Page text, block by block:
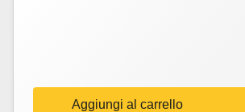
Aggiungi al carrello